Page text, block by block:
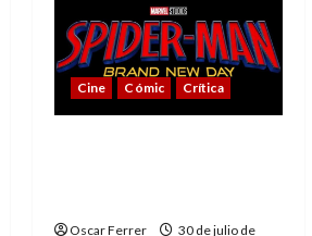
Cine Cómic Crítica
Oscar Ferrer 30 de julio de